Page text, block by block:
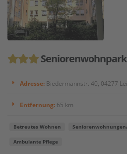
Adresse: Biedermannstr. 40, 04277
Entfernung: 65 km
Betreutes Wohnen
Ambulante Pflege